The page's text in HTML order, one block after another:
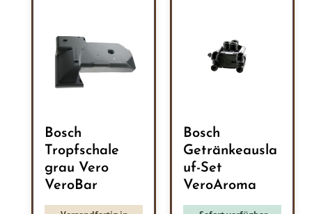
Bosch
Tropfschale
grau Vero
VeroBar
Bosch
Getränkeausla
uf-Set
VeroAroma